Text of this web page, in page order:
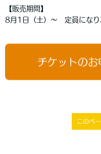
【販売期間】
8月1日（土）〜 定員になり
チケットのお
このペ